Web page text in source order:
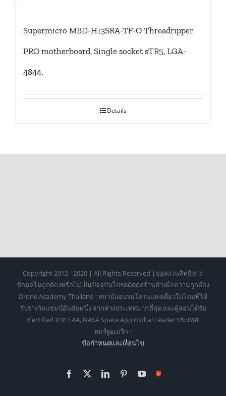
Supermicro MBD-H13SRA-TF-O Threadripper
PRO motherboard, Single socket sTR5, LGA-
4844.
Details
Copyright 2012 - 2020 | All Rights Reserved |ขอสงวนสิทธิหาก
ข้อมูลไม่ถูกต้องหรือไม่เป็นปัจจุบันโปรดติดต่อร้านค้าเพื่อความถูกต้อง
Drone Academy Thailand : สถาบันอบรมโดรนแห่งเดียวในไทยที่ได้
รับรางวัลแชมป์อันดับหนึ่ง จากต่างประเทศมากที่สุด และผู้สอนได้รับ
Certified จาก FAA, NASA Space App Global Leader ประเทศ
สหรัฐอเมริกา
ข้อกำหนดเเละเงื่อนไข
Facebook
X LinkedInPinterestYouTube
Https://shopee.co.th/